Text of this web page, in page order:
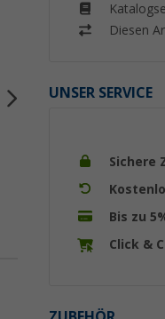
Diesen
UNSER SERVICE
Sichere
Bis zu
Click &
(24)
UVP 74,99 €